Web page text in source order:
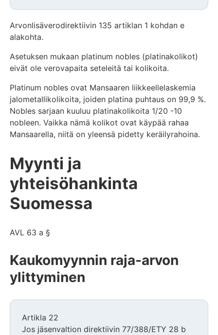
Arvonlisäverodirektiivin 135 artiklan 1 kohdan e
alakohta.
Asetuksen mukaan platinum nobles (platinakolikot)
eivät ole verovapaita seteleitä tai kolikoita.
Platinum nobles ovat Mansaaren liikkeellelaskemia
jalometallikolikoita, joiden platina puhtaus on 99,9 %.
Nobles sarjaan kuuluu platinakolikoita 1/20 -10
nobleen. Vaikka nämä kolikot ovat käypää rahaa
Mansaarella, niitä on yleensä pidetty keräilyrahoina.
Myynti ja
yhteisöhankinta
Suomessa
AVL 63 a §
Kaukomyynnin raja-arvon
ylittyminen
Artikla 22
Jos jäsenvaltion direktiivin 77/388/ETY 28 b